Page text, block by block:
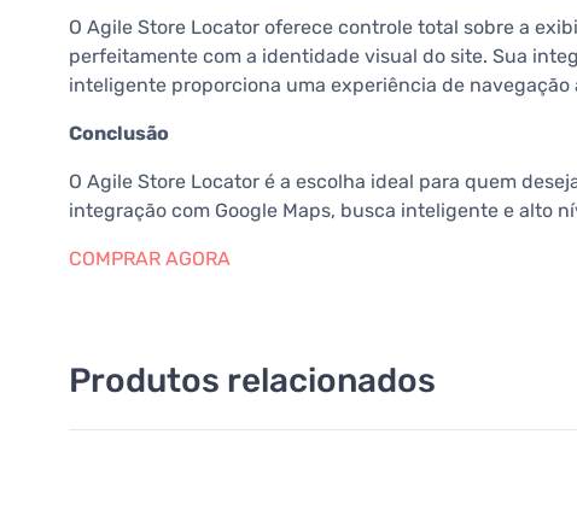
O Agile Store Locator oferece controle total sobre a
perfeitamente com a identidade visual do site. Sua
inteligente proporciona uma experiência de
Conclusão
O Agile Store Locator é a escolha ideal para quem
integração com Google Maps, busca inteligente e alto
COMPRAR AGORA
Produtos relacionados